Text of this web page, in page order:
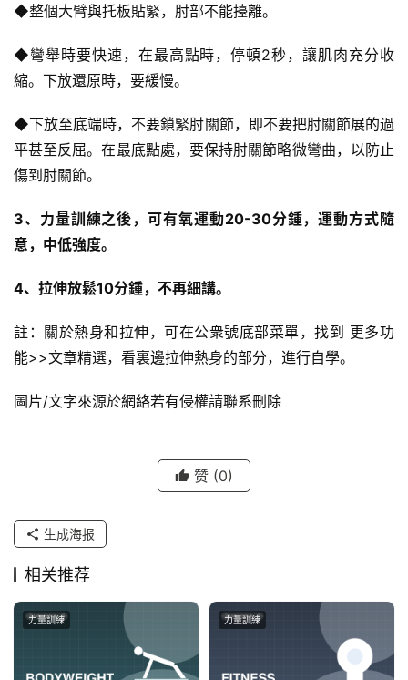
◆整個大臂與托板貼緊，肘部不能擡離。
◆彎舉時要快速，在最高點時，停頓2秒，讓肌肉充分收
縮。下放還原時，要緩慢。
◆下放至底端時，不要鎖緊肘關節，即不要把肘關節展的過
平甚至反屈。在最底點處，要保持肘關節略微彎曲，以防止
傷到肘關節。
3、力量訓練之後，可有氧運動20-30分鍾，運動方式隨
意，中低強度。
4、拉伸放鬆10分鍾，不再細講。
註：關於熱身和拉伸，可在公衆號底部菜單，找到 更多功
能>>文章精選，看裏邊拉伸熱身的部分，進行自學。
圖片/文字來源於網絡若有侵權請聯系刪除
赞 (0)
生成海报
相关推荐
力量訓練 力量訓練